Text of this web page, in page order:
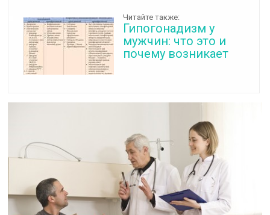
Читайте также:
Гипогонадизм у
мужчин: что это и
почему возникает